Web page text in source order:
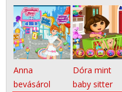
Anna
bevásárol
Dóra mint
baby sitter